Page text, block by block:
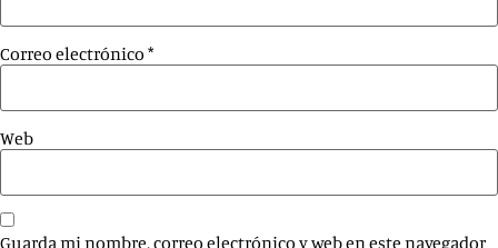
Correo electrónico *
Web
Guarda mi nombre, correo electrónico y web en este navegador